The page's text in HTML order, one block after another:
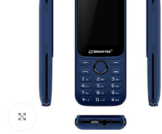
Cliquez pour agrandir